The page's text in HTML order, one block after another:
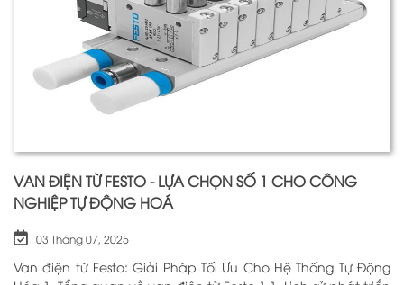
VAN ĐIỆN TỪ FESTO - LỰA CHỌN SỐ 1 CHO CÔNG
NGHIỆP TỰ ĐỘNG HOÁ
03 Tháng 07, 2025
Van điện từ Festo: Giải Pháp Tối Ưu Cho Hệ Thống Tự Động